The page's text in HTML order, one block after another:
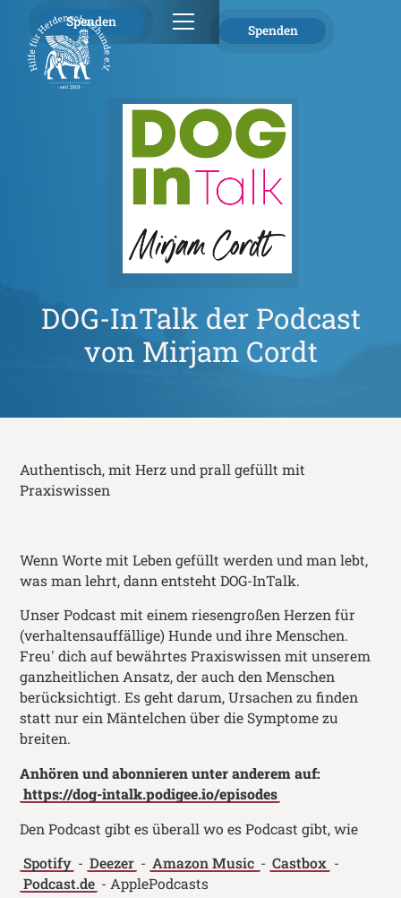
Spenden
Spenden
DOG-InTalk der Podcast
von Mirjam Cordt
Authentisch, mit Herz und prall gefüllt mit
Praxiswissen
Wenn Worte mit Leben gefüllt werden und man lebt,
was man lehrt, dann entsteht DOG-InTalk.
Unser Podcast mit einem riesengroßen Herzen für
(verhaltensauffällige) Hunde und ihre Menschen.
Freu' dich auf bewährtes Praxiswissen mit unserem
ganzheitlichen Ansatz, der auch den Menschen
berücksichtigt. Es geht darum, Ursachen zu finden
statt nur ein Mäntelchen über die Symptome zu
breiten.
Anhören und abonnieren unter anderem auf:
https://dog-intalk.podigee.io/episodes
Den Podcast gibt es überall wo es Podcast gibt, wie
Spotify - Deezer - Amazon Music - Castbox -
Podcast.de - ApplePodcasts